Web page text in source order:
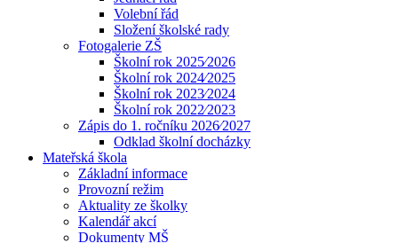
Volební řád
Složení školské rady
Fotogalerie ZŠ
Školní rok 2025⁄2026
Školní rok 2024⁄2025
Školní rok 2023⁄2024
Školní rok 2022⁄2023
Zápis do 1. ročníku 2026⁄2027
Odklad školní docházky
Mateřská škola
Základní informace
Provozní režim
Aktuality ze školky
Kalendář akcí
Dokumenty MŠ